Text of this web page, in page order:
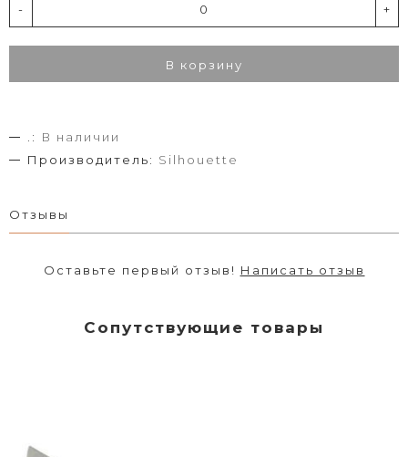
- +
В корзину
.:
В наличии
Производитель: Silhouette
Отзывы
Оставьте первый отзыв! Написать отзыв
Сопутствующие товары